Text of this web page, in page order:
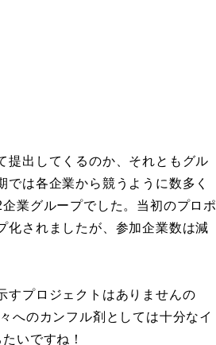
提出してくるのか、それともグル
は各企業から競うように数多く
業グループでした。当初のプロポ
化されましたが、参加企業数は減
すプロジェクトはありませんの
へのカンフル剤としては十分なイ
いですね！